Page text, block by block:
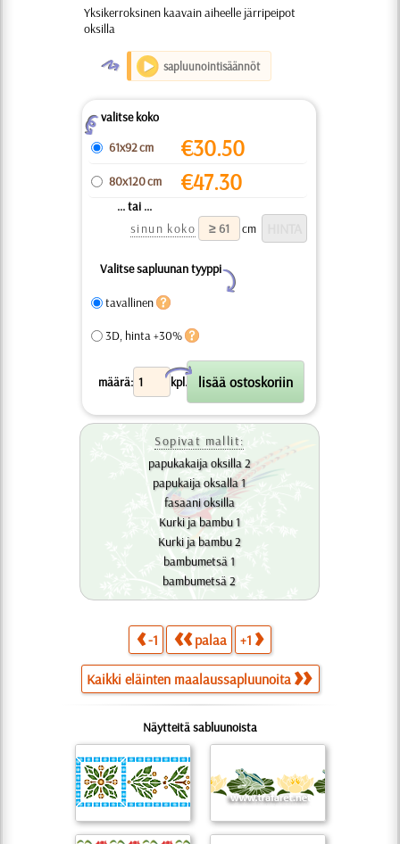
Yksikerroksinen kaavain aiheelle järripeipot
oksilla
O sapluunointisäännöt
Zvalitse koko
61x92 cm
€30.50
80x120 cm €47.30
... tai ...
sinun koko
cm
Valitse sapluunan tyyppi
Y
tavallinen
3D, hinta +30%
määrä: kpl.
X
Sopivat mallit:
papukakaija oksilla 2
papukaija oksalla 1
fasaani oksilla
Kurki ja bambu 1
Kurki ja bambu 2
bambumetsä 1
bambumetsä 2
-1 palaa +1
Kaikki eläinten maalaussapluunoita
Näytteitä sabluunoista